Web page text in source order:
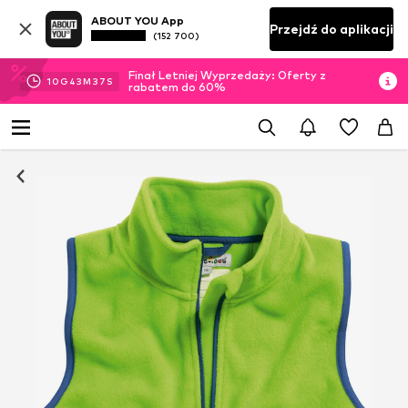
ABOUT YOU App
(152 700) Przejdź do aplikacji
10 G 43M 36 S
Finał Letniej Wyprzedaży: Oferty z
rabatem do 60%